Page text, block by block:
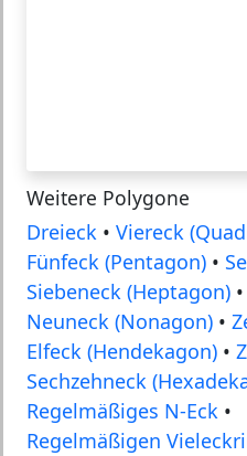
Weitere Polygone
Dreieck • Viereck
Fünfeck (Pentagon) •
Siebeneck (Heptagon) •
Neuneck (Nonagon) •
Elfeck (Hendekagon) •
Sechzehneck
Regelmäßiges N-Eck •
Regelmäßigen